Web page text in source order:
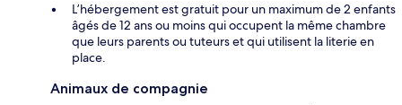
L’hébergement est gratuit pour un maximum de 2 enfants
âgés de 12 ans ou moins qui occupent la même chambre
que leurs parents ou tuteurs et qui utilisent la literie en
place.
Animaux de compagnie